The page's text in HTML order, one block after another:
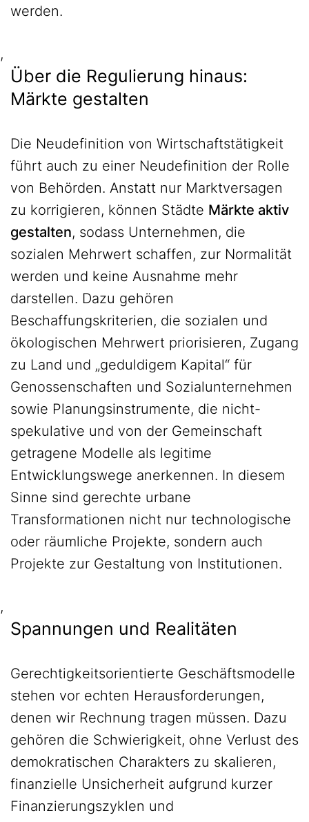
werden.
,
Über die Regulierung hinaus:
Märkte gestalten
Die Neudefinition von Wirtschaftstätigkeit
führt auch zu einer Neudefinition der Rolle
von Behörden. Anstatt nur Marktversagen
zu korrigieren, können Städte Märkte aktiv
gestalten, sodass Unternehmen, die
sozialen Mehrwert schaffen, zur Normalität
werden und keine Ausnahme mehr
darstellen. Dazu gehören
Beschaffungskriterien, die sozialen und
ökologischen Mehrwert priorisieren, Zugang
zu Land und „geduldigem Kapital“ für
Genossenschaften und Sozialunternehmen
sowie Planungsinstrumente, die nicht-
spekulative und von der Gemeinschaft
getragene Modelle als legitime
Entwicklungswege anerkennen. In diesem
Sinne sind gerechte urbane
Transformationen nicht nur technologische
oder räumliche Projekte, sondern auch
Projekte zur Gestaltung von Institutionen.
,
Spannungen und Realitäten
Gerechtigkeitsorientierte Geschäftsmodelle
stehen vor echten Herausforderungen,
denen wir Rechnung tragen müssen. Dazu
gehören die Schwierigkeit, ohne Verlust des
demokratischen Charakters zu skalieren,
finanzielle Unsicherheit aufgrund kurzer
Finanzierungszyklen und